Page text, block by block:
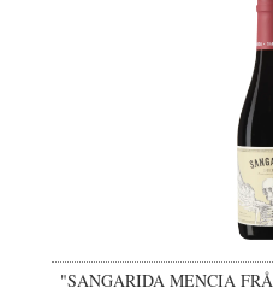
"SANGARIDA MENCIA